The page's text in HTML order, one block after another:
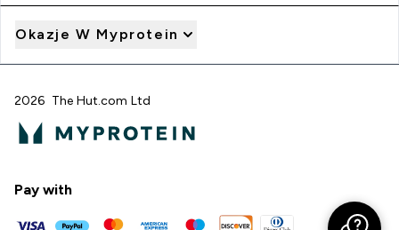
Okazje W Myprotein
2026 The Hut.com Ltd
Pay with